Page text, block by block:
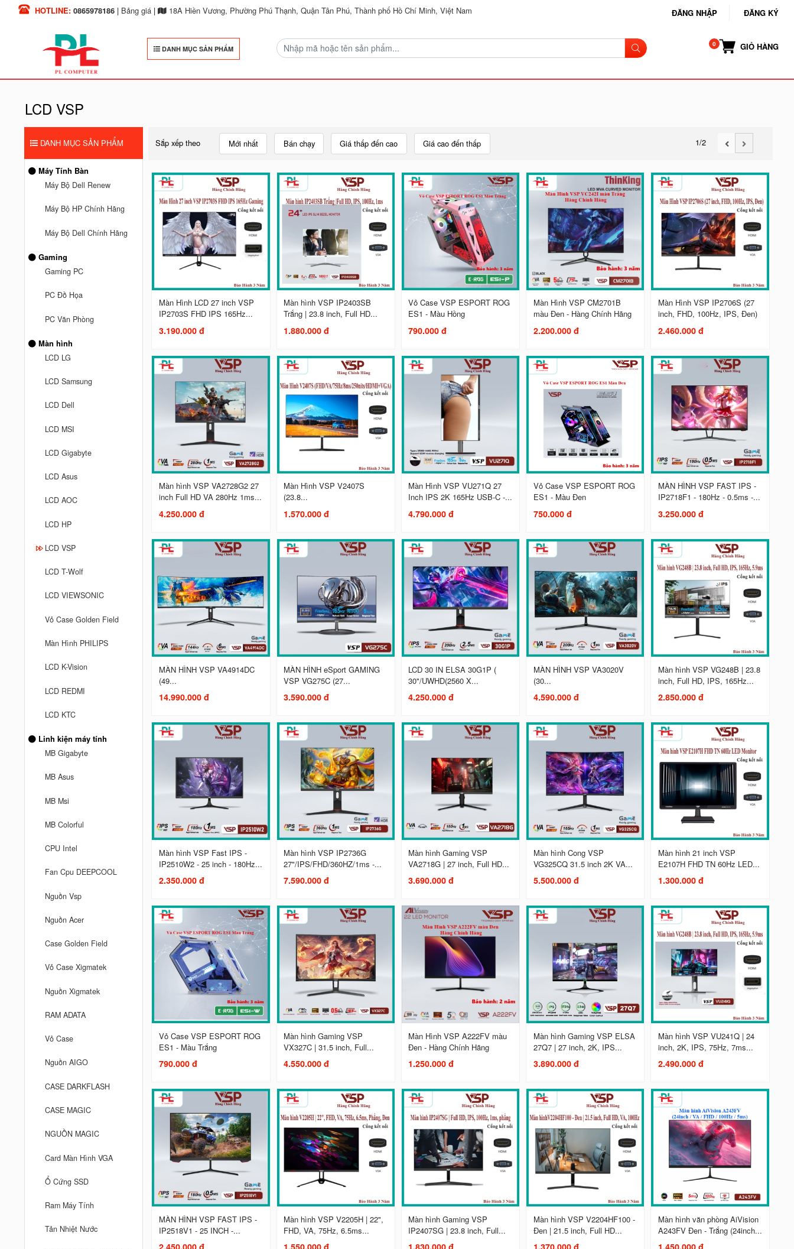
HOTLINE: 0865978186| Bảng giá| 18A Hiền Vương, Phường Phú Thạnh, Quận Tân Phú, Thành phố Hồ Chí Minh, Việt Nam ĐĂNG NHẬP ĐĂNG KÝ
DANH MỤC SẢN PHẨM GIỎ HÀNG
LCD VSP
DANH MỤC SẢN PHẨM
Máy Tính Bàn
Máy Bộ Dell Renew
Máy Bộ HP Chính Hãng
Máy Bộ Dell Chính Hãng
Gaming
Gaming PC
PC Đồ Họa
PC Văn Phòng
Màn hình
LCD LG
LCD Samsung
LCD Dell
LCD MSI
LCD Gigabyte
LCD Asus
LCD AOC
LCD HP
LCD VSP
LCD T-Wolf
LCD VIEWSONIC
Vỏ Case Golden Field
Màn Hình PHILIPS
LCD K-Vision
LCD REDMI
LCD KTC
Linh kiện máy tính
MB Gigabyte
MB Asus
MB Msi
MB Colorful
CPU Intel
Fan Cpu DEEPCOOL
Nguồn Vsp
Nguồn Acer
Case Golden Field
Vỏ Case Xigmatek
Nguồn Xigmatek
RAM ADATA
Vỏ Case
Nguồn AIGO
CASE DARKFLASH
CASE MAGIC
NGUỒN MAGIC
Card Màn Hình VGA
Ổ Cứng SSD
Ram Máy Tính
Tản Nhiệt Nước
Sắp xếp theo Mới nhất Bán chạy Giá thấp đến cao Giá cao đến thấp 1/2
Màn Hình LCD 27 inch VSP
IP2703S FHD IPS 165Hz...
3.190.000 đ
Màn hình VSP IP2403SB
Trắng | 23.8 inch, Full HD...
1.880.000 đ
Vỏ Case VSP ESPORT ROG
ES1 - Màu Hồng
790.000 đ
Màn Hình VSP CM2701B
màu Đen - Hàng Chính Hãng
2.200.000 đ
Màn Hình VSP IP2706S (27
inch, FHD, 100Hz, IPS, Đen)
2.460.000 đ
Màn hình VSP VA2728G2 27
inch Full HD VA 280Hz 1ms...
4.250.000 đ
Màn Hình VSP V2407S
(23.8...
1.570.000 đ
Màn Hình VSP VU271Q 27
Inch IPS 2K 165Hz USB-C -...
4.790.000 đ
Vỏ Case VSP ESPORT ROG
ES1 - Màu Đen
750.000 đ
MÀN HÌNH VSP FAST IPS -
IP2718F1 - 180Hz - 0.5ms -...
3.250.000 đ
MÀN HÌNH VSP VA4914DC
(49...
14.990.000 đ
MÀN HÌNH eSport GAMING
VSP VG275C (27...
3.590.000 đ
LCD 30 IN ELSA 30G1P (
30"/UWHD(2560 X...
4.250.000 đ
MÀN HÌNH VSP VA3020V
(30...
4.590.000 đ
Màn hình VSP VG248B | 23.8
inch, Full HD, IPS, 165Hz...
2.850.000 đ
Màn hình VSP Fast IPS -
IP2510W2 - 25 inch - 180Hz...
2.350.000 đ
Màn hình VSP IP2736G
27"/IPS/FHD/360HZ/1ms -...
7.590.000 đ
Màn hình Gaming VSP
VA2718G | 27 inch, Full HD...
3.690.000 đ
Màn hình Cong VSP
VG325CQ 31.5 inch 2K VA...
5.500.000 đ
Màn hình 21 inch VSP
E2107H FHD TN 60Hz LED...
1.300.000 đ
Vỏ Case VSP ESPORT ROG
ES1 - Màu Trắng
790.000 đ
Màn hình Gaming VSP
VX327C | 31.5 inch, Full...
4.550.000 đ
Màn Hình VSP A222FV màu
Đen - Hàng Chính Hãng
1.250.000 đ
Màn hình Gaming VSP ELSA
27Q7 | 27 inch, 2K, IPS...
3.890.000 đ
Màn hình VSP VU241Q | 24
inch, 2K, IPS, 75Hz, 7ms...
2.490.000 đ
MÀN HÌNH VSP FAST IPS -
IP2518V1 - 25 INCH -...
Màn hình VSP V2205H | 22",
FHD, VA, 75Hz, 6.5ms...
Màn hình Gaming VSP
IP2407SG | 23.8 inch, Full...
Màn hình VSP V2204HF100 -
Đen | 21.5 inch, Full HD...
Màn hình văn phòng AiVision
A243FV Đen - Trắng (24inch...